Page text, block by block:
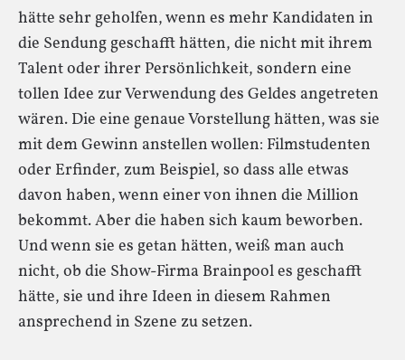
hätte sehr geholfen, wenn es mehr Kandidaten in
die Sendung geschafft hätten, die nicht mit ihrem
Talent oder ihrer Persönlichkeit, sondern eine
tollen Idee zur Verwendung des Geldes angetreten
wären. Die eine genaue Vorstellung hätten, was sie
mit dem Gewinn anstellen wollen: Filmstudenten
oder Erfinder, zum Beispiel, so dass alle etwas
davon haben, wenn einer von ihnen die Million
bekommt. Aber die haben sich kaum beworben.
Und wenn sie es getan hätten, weiß man auch
nicht, ob die Show-Firma Brainpool es geschafft
hätte, sie und ihre Ideen in diesem Rahmen
ansprechend in Szene zu setzen.